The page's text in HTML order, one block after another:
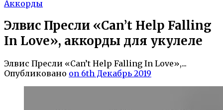
Аккорды
Элвис Пресли «Can’t Help Falling
In Love», аккорды для укулеле
Элвис Пресли «Can’t Help Falling In Love»,...
Опубликовано on 6th Декабрь 2019